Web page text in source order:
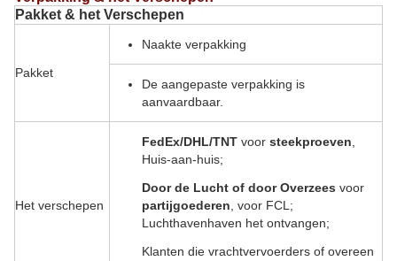
Pakket & het Verschepen
Pakket
Naakte verpakking
De aangepaste verpakking is
aanvaardbaar.
Het verschepen
FedEx/DHL/TNT voor steekproeven
Huis-aan-huis;
Door de Lucht of door Overzees voor
partijgoederen , voor FCL;
Luchthavenhaven het ontvangen;
Klanten die vrachtvervoerders of overeen